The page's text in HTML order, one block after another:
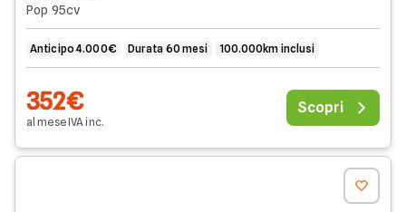
Pop 95cv
Anticipo 4.000€ Durata 60 mesi 100.000km inclusi
352€
al meseIVAinc.
Scopri